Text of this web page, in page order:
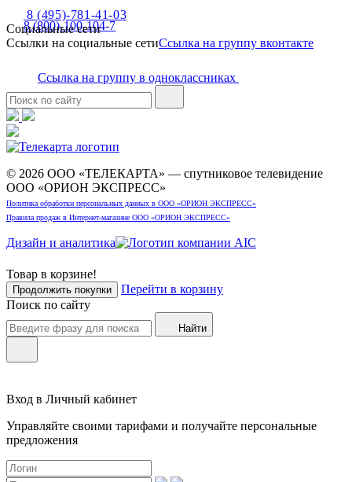
8 (800)-100-104-7
8 (495)-781-41-03
Социальные сети
Ссылки на социальные сетиСсылка на группу вконтакте
Ссылка на группу в одноклассниках
© 2026 ООО «ТЕЛЕКАРТА» — спутниковое телевидение
ООО «ОРИОН ЭКСПРЕСС»
Политика обработки персональных данных в ООО «ОРИОН ЭКСПРЕСС»
Правила продаж в Интернет-магазине ООО «ОРИОН ЭКСПРЕСС»
Дизайн и аналитика
Товар в корзине!
Продолжить покупки
Перейти в корзину
Поиск по сайту
Найти
Вход в Личный кабинет
Управляйте своими тарифами и получайте персональные
предложения